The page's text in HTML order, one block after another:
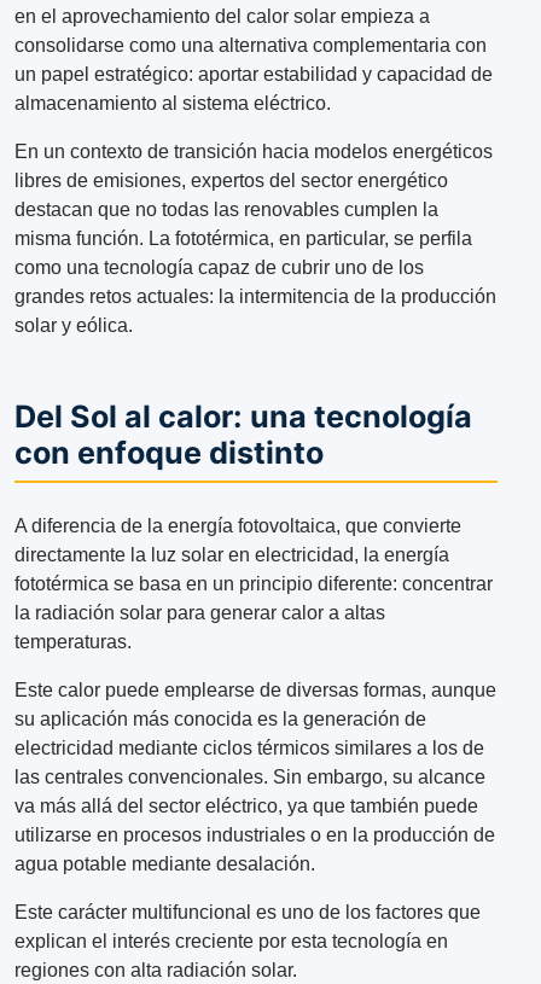
en el aprovechamiento del calor solar empieza a
consolidarse como una alternativa complementaria con
un papel estratégico: aportar estabilidad y capacidad de
almacenamiento al sistema eléctrico.
En un contexto de transición hacia modelos energéticos
libres de emisiones, expertos del sector energético
destacan que no todas las renovables cumplen la
misma función. La fototérmica, en particular, se perfila
como una tecnología capaz de cubrir uno de los
grandes retos actuales: la intermitencia de la producción
solar y eólica.
Del Sol al calor: una tecnología
con enfoque distinto
A diferencia de la energía fotovoltaica, que convierte
directamente la luz solar en electricidad, la energía
fototérmica se basa en un principio diferente: concentrar
la radiación solar para generar calor a altas
temperaturas.
Este calor puede emplearse de diversas formas, aunque
su aplicación más conocida es la generación de
electricidad mediante ciclos térmicos similares a los de
las centrales convencionales. Sin embargo, su alcance
va más allá del sector eléctrico, ya que también puede
utilizarse en procesos industriales o en la producción de
agua potable mediante desalación.
Este carácter multifuncional es uno de los factores que
explican el interés creciente por esta tecnología en
regiones con alta radiación solar.